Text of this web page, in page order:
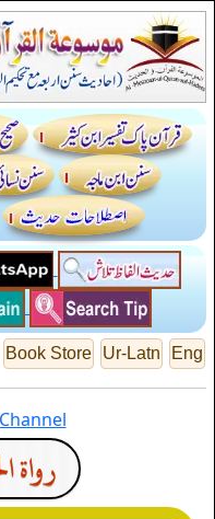
Eng
Ur-Latn
Book Store